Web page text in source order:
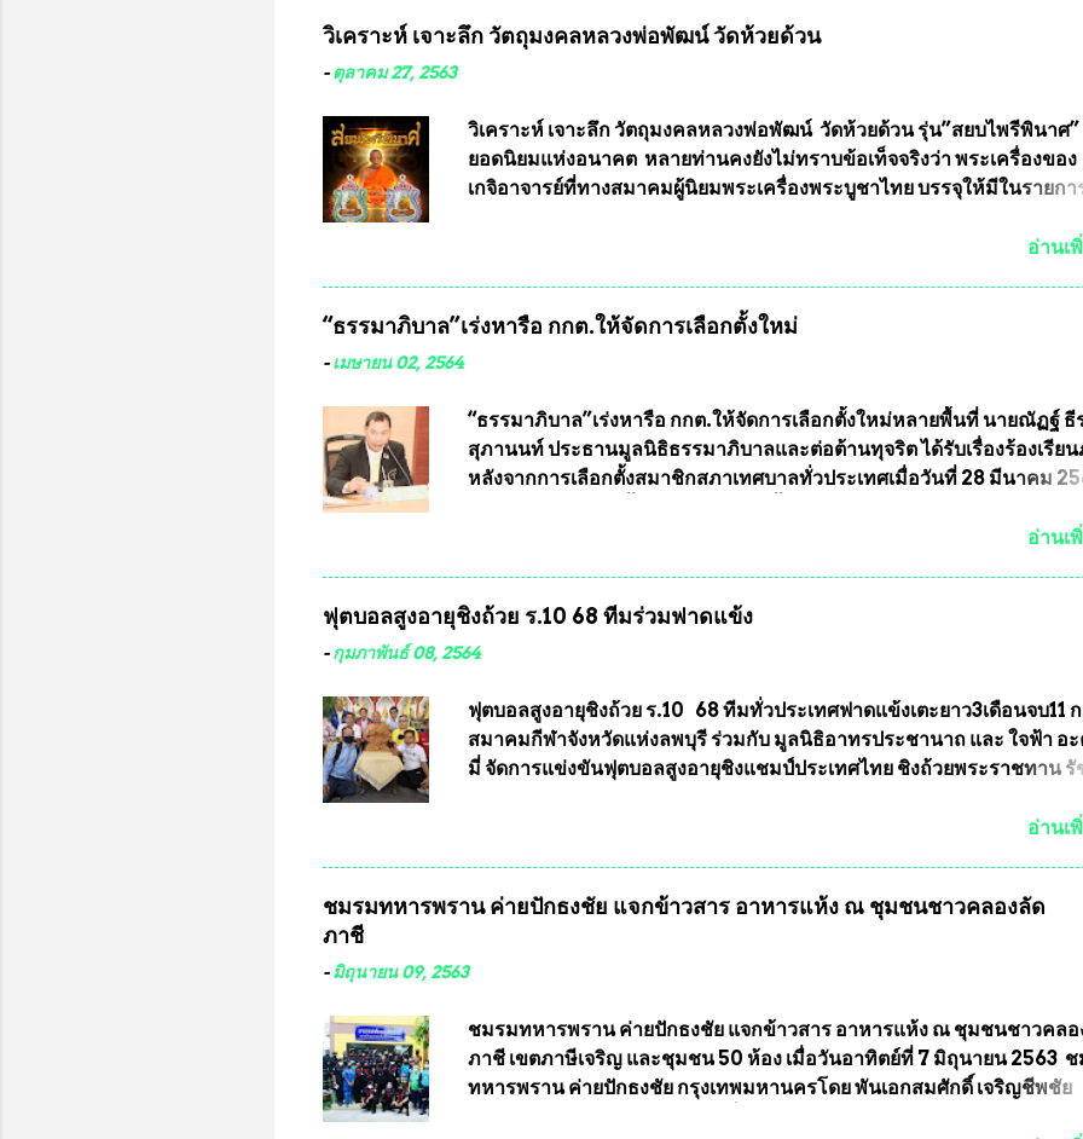
ว่า หน้ากากป้องกันสารพิษทางทหาร ถ้าสามารถผลิตได้ในประเทศไทย จะท
กับประเทศชาติอย่างยิ่ง ผมจะดีใจและภูมิใจมากหากหน้ากากป้องกันสารพิษ
ทหารนี้ได้รับการผลิตในประเทศลดการนำเข้าโดยเด็ดขาด และสามารถผลิต
จำหน่ายส่งออกต่างประเทศได้ โดยทีมทนายความและทีมงา...
วิเคราะห์ เจาะลึก วัตถุมงคลหลวงพ่อพัฒน์ วัดห้วยด้วน
-ตุลาคม 27, 2563
วิเคราะห์ เจาะลึก วัตถุมงคลหลวงพ่อพัฒน์ วัดห้วยด้วน รุ่น”สยบไพรีพินาศ
ยอดนิยมแห่งอนาคต หลายท่านคงยังไม่ทราบข้อเท็จจริงว่า พระเครื่องของ
เกจิอาจารย์ที่ทางสมาคมผู้นิยมพระเครื่องพระบูชาไทย บรรจุให้มีในรายกา
หมุน แต่พระเครื่องหลวงพ่อคูณ มีเพียงบางรุ่นเท่านั้นที่อยู่ในรายการประก
ประกวดแบบถาวรบ้าง ก็คงจะมีการคัดเลือกเพียงบางรุ่นเช่นกัน เนื่องจากพระ
เข้ารายการประกวดต้องมีคุณสมบัติชัดเจนดังนี้ 1.)พระทุกองค์จะต้องตอกโ
และรันหมายเลข (พร้อมทั้งมีการทำลายบล๊อก โค๊ด หมายเลข) 2.)ต้องมีการ
ประกาศจำนวนการจัดสร้างให้ชัดเจน ว่าสร้างจำนวนเท่าไหร่ (เพื่อป้องกัน
อ่านเ
“ธรรมาภิบาล”เร่งหารือ กกต.ให้จัดการเลือกตั้งใหม่
-เมษายน 02, 2564
“ธรรมาภิบาล”เร่งหารือ กกต.ให้จัดการเลือกตั้งใหม่หลายพื้นที่ นายณัฏฐ์
สุภานนท์ ประธานมูลนิธิธรรมาภิบาลและต่อต้านทุจริต ได้รับเรื่องร้องเรียน
หลังจากการเลือกตั้งสมาชิกสภาเทศบาลทั่วประเทศเมื่อวันที่ 28 มีนาคม
กฎหมายการเลือกตั้ง นายณัฏฐ์ ธีรณัฐสุภานนท์ เปิดเผยว่า “ยกตัวอย่างในเ
กฎหมายการเลือกตั้งเข้ามาเป็นจำนวนมาก โดยจะเข้าหารือกับเลขาธิการค
กรรมการการเลือกตั้ง เพื่อให้ตั้งคณะกรรมการแสวงหาข้อเท็จจริง เร่งให้มีค
เลือกตั้งใหม่อีกครั้ง ประธานมูลนิธิธรรมาภิบาลและต่อต้านทุจริต กล่าวต่ออี
“นครเชียงใหม่เป็นเขตพื้นที่เศรษฐกิจอันสำคัญของภาคเหนือ ต้องส่งเสริมใ
ในระดับต่างๆมีหลักธรรมาภิบาลในการบริหารราชการแผ่นดิน คณะกรรมก
อ่านเ
ฟุตบอลสูงอายุชิงถ้วย ร.10 68 ทีมร่วมฟาดแข้ง
-กุมภาพันธ์ 08, 2564
ฟุตบอลสูงอายุชิงถ้วย ร.10 68 ทีมทั่วประเทศฟาดแข้งเตะยาว3เดือนจบ11
สมาคมกีฬาจังหวัดแห่งลพบุรี ร่วมกับ มูลนิธิอาทรประชานาถ และ ใจฟ้า อะ
มี่ จัดการแข่งขันฟุตบอลสูงอายุชิงแชมป์ประเทศไทย ชิงถ้วยพระราชทาน รั
ชาติอนุญาตให้ลงแข่งขันได้ ทีมแชมป์ได้รับ 150,000 บาท พร้อมได้สิทธิ์ไ
ประธานมูลนิธิประชานาถ และ ประธานอำนวยการจัดการแข่งขันฟุตบอลสูง
บดินทรเทพยวรางกูร (รัชกาลที่ 10 ) พร้อมด้วย ดร.สุจินต์ สว่างศรี รองประธ
แข่งขัน และคณะทำงาน ได้ร่วมกันประชุมหารือเตรียมความพร้อมจัดการ
แข่งขันฟุตบอลสูงอายุ ชิงแชมป์ประเทศไทย ครั้งที่ 1 ประจำปี 2564 กำหนด
แข่งขันระหว่างวันที่ 24 เมษายน จนถึงว...
อ่านเ
ชมรมทหารพราน ค่ายปักธงชัย แจกข้าวสาร อาหารแห้ง ณ​ ชุมชนชาวคลองลัด
ภาชี
-มิถุนายน 09, 2563
ชมรมทหารพราน ค่ายปักธงชัย แจกข้าวสาร อาหารแห้ง ณ​ ชุมชนชาวคลอ
ภาชี เขตภาษีเจริญ และชุมชน 50 ห้อง เมื่อวันอาทิตย์ที่ 7 มิถุนายน 2563
ทหารพราน ค่ายปักธงชัย กรุงเทพมหานครโดย พันเอกสมศักดิ์ เจริญชีพชัย